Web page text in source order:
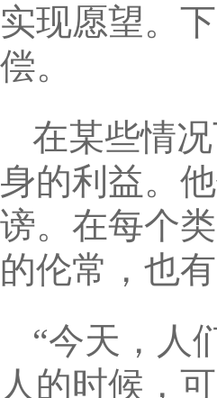
实现愿望。
偿。
在某些情
身的利益。
谤。在每个
的伦常，也
“今天，人
人的时候，